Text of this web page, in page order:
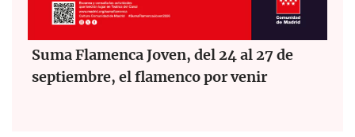
Suma Flamenca Joven, del 24 al 27 de
septiembre, el flamenco por venir